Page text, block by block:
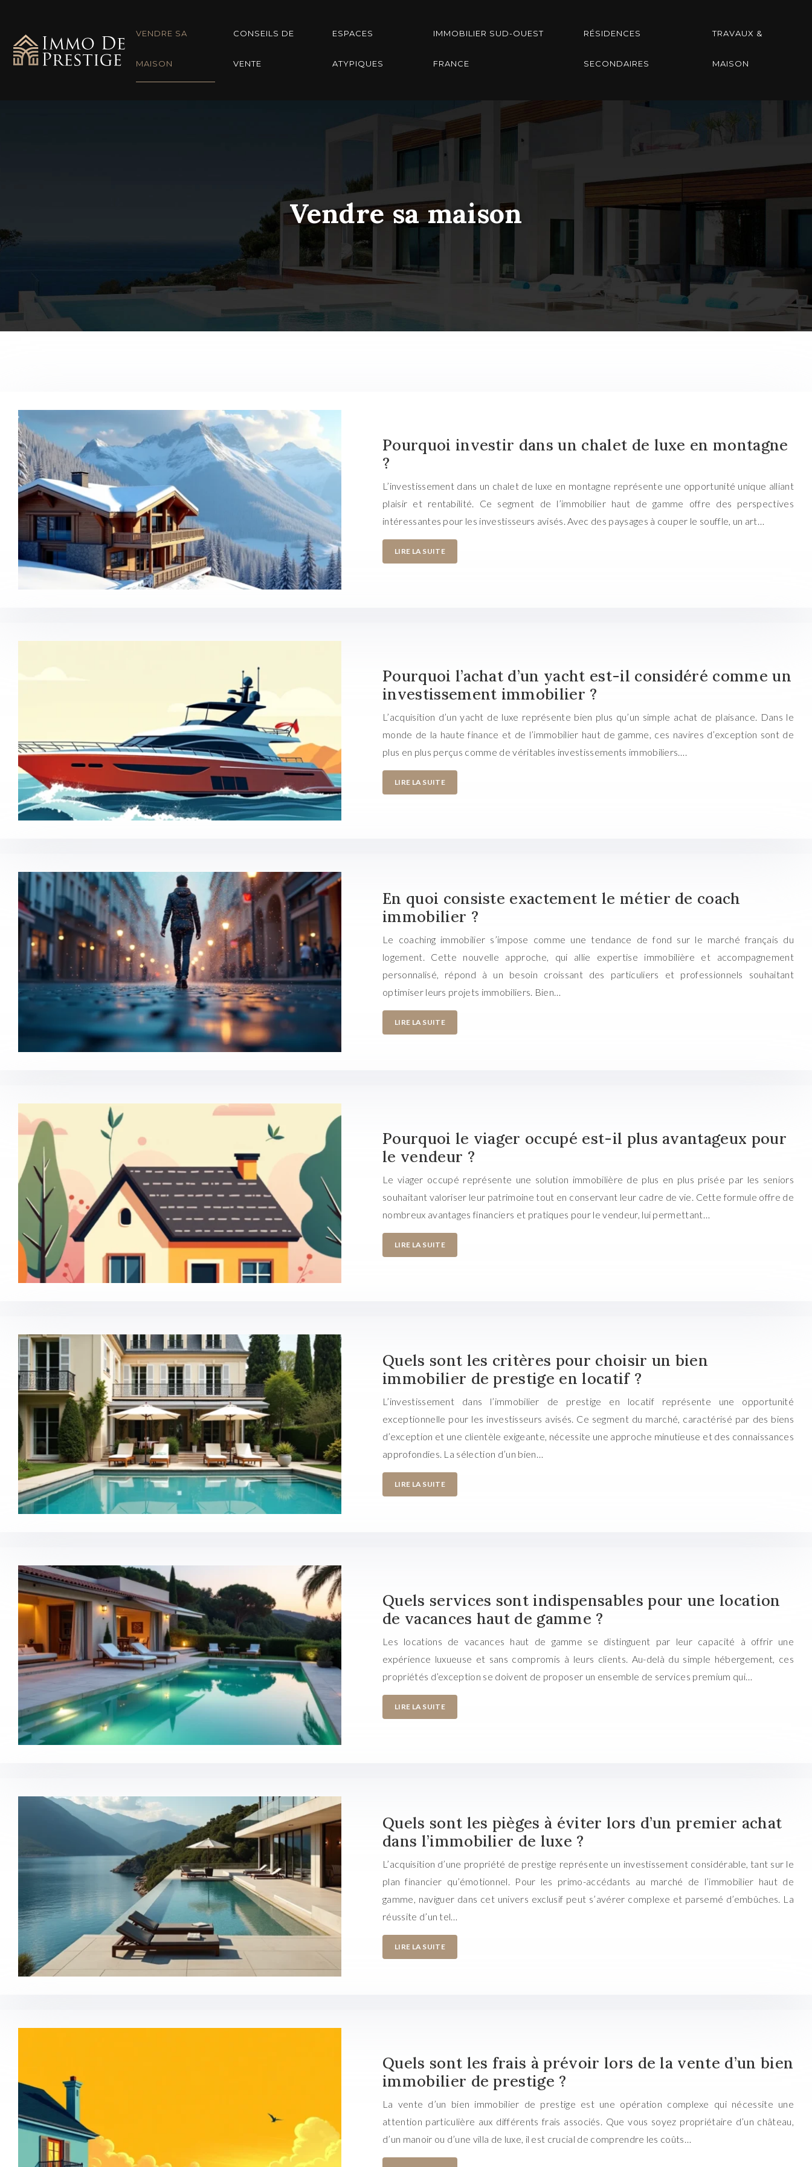
VENDRE SA
MAISON
CONSEILS DE
VENTE
ESPACES
ATYPIQUES
IMMOBILIER SUD-OUEST
FRANCE
RÉSIDENCES
SECONDAIRES
TRAVAUX &
MAISON
Vendre sa maison
Pourquoi investir dans un chalet de luxe en montagne
?
L’investissement dans un chalet de luxe en montagne représente une opportunité unique alliant
plaisir et rentabilité. Ce segment de l’immobilier haut de gamme offre des perspectives
intéressantes pour les investisseurs avisés. Avec des paysages à couper le souffle, un art…
LIRE LA SUITE
Pourquoi l’achat d’un yacht est-il considéré comme un
investissement immobilier ?
L’acquisition d’un yacht de luxe représente bien plus qu’un simple achat de plaisance. Dans le
monde de la haute finance et de l’immobilier haut de gamme, ces navires d’exception sont de
plus en plus perçus comme de véritables investissements immobiliers….
LIRE LA SUITE
En quoi consiste exactement le métier de coach
immobilier ?
Le coaching immobilier s’impose comme une tendance de fond sur le marché français du
logement. Cette nouvelle approche, qui allie expertise immobilière et accompagnement
personnalisé, répond à un besoin croissant des particuliers et professionnels souhaitant
optimiser leurs projets immobiliers. Bien…
LIRE LA SUITE
Pourquoi le viager occupé est-il plus avantageux pour
le vendeur ?
Le viager occupé représente une solution immobilière de plus en plus prisée par les seniors
souhaitant valoriser leur patrimoine tout en conservant leur cadre de vie. Cette formule offre de
nombreux avantages financiers et pratiques pour le vendeur, lui permettant…
LIRE LA SUITE
Quels sont les critères pour choisir un bien
immobilier de prestige en locatif ?
L’investissement dans l’immobilier de prestige en locatif représente une opportunité
exceptionnelle pour les investisseurs avisés. Ce segment du marché, caractérisé par des biens
d’exception et une clientèle exigeante, nécessite une approche minutieuse et des connaissances
approfondies. La sélection d’un bien…
LIRE LA SUITE
Quels services sont indispensables pour une location
de vacances haut de gamme ?
Les locations de vacances haut de gamme se distinguent par leur capacité à offrir une
expérience luxueuse et sans compromis à leurs clients. Au-delà du simple hébergement, ces
propriétés d’exception se doivent de proposer un ensemble de services premium qui…
LIRE LA SUITE
Quels sont les pièges à éviter lors d’un premier achat
dans l’immobilier de luxe ?
L’acquisition d’une propriété de prestige représente un investissement considérable, tant sur le
plan financier qu’émotionnel. Pour les primo-accédants au marché de l’immobilier haut de
gamme, naviguer dans cet univers exclusif peut s’avérer complexe et parsemé d’embûches. La
réussite d’un tel…
LIRE LA SUITE
Quels sont les frais à prévoir lors de la vente d’un bien
immobilier de prestige ?
La vente d’un bien immobilier de prestige est une opération complexe qui nécessite une
attention particulière aux différents frais associés. Que vous soyez propriétaire d’un château,
d’un manoir ou d’une villa de luxe, il est crucial de comprendre les coûts…